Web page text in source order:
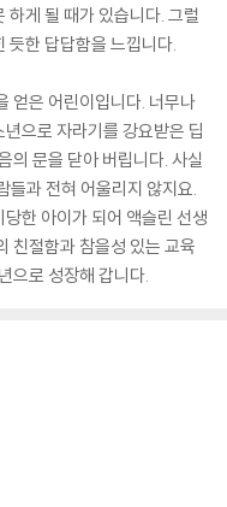
하게 될 때가 있습니다. 그럴
듯한 답답함을 느낍니다.
얻은 어린이입니다. 너무나
으로 자라기를 강요받은 딥
의 문을 닫아 버립니다. 사실
들과 전혀 어울리지 않지요.
한 아이가 되어 액슬린 선생
친절함과 참을성 있는 교육
으로 성장해 갑니다.